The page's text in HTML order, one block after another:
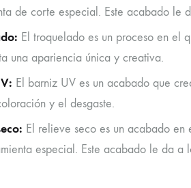
de corte especial. Este acabado le
El troquelado es un proceso en el
una apariencia única y creativa.
El barniz UV es un acabado que
y el desgaste.
El relieve seco es un acabado
especial. Este acabado le da a